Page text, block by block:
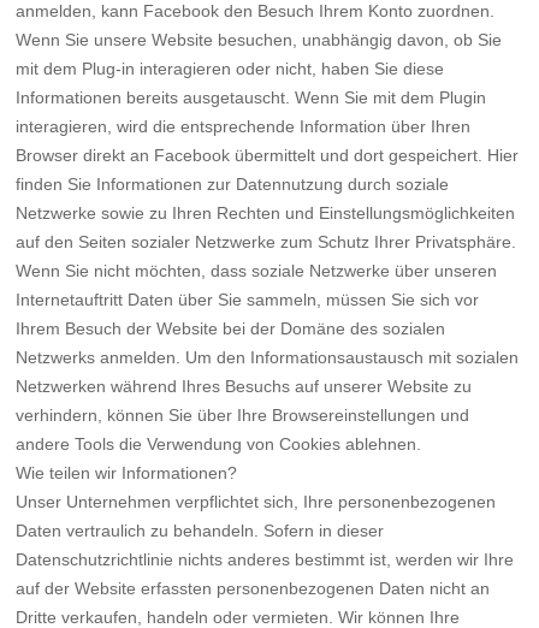
anmelden, kann Facebook den Besuch Ihrem Konto zuordnen.
Wenn Sie unsere Website besuchen, unabhängig davon, ob Sie
mit dem Plug-in interagieren oder nicht, haben Sie diese
Informationen bereits ausgetauscht. Wenn Sie mit dem Plugin
interagieren, wird die entsprechende Information über Ihren
Browser direkt an Facebook übermittelt und dort gespeichert. Hier
finden Sie Informationen zur Datennutzung durch soziale
Netzwerke sowie zu Ihren Rechten und Einstellungsmöglichkeiten
auf den Seiten sozialer Netzwerke zum Schutz Ihrer Privatsphäre.
Wenn Sie nicht möchten, dass soziale Netzwerke über unseren
Internetauftritt Daten über Sie sammeln, müssen Sie sich vor
Ihrem Besuch der Website bei der Domäne des sozialen
Netzwerks anmelden. Um den Informationsaustausch mit sozialen
Netzwerken während Ihres Besuchs auf unserer Website zu
verhindern, können Sie über Ihre Browsereinstellungen und
andere Tools die Verwendung von Cookies ablehnen.
Wie teilen wir Informationen?
Unser Unternehmen verpflichtet sich, Ihre personenbezogenen
Daten vertraulich zu behandeln. Sofern in dieser
Datenschutzrichtlinie nichts anderes bestimmt ist, werden wir Ihre
auf der Website erfassten personenbezogenen Daten nicht an
Dritte verkaufen, handeln oder vermieten. Wir können Ihre